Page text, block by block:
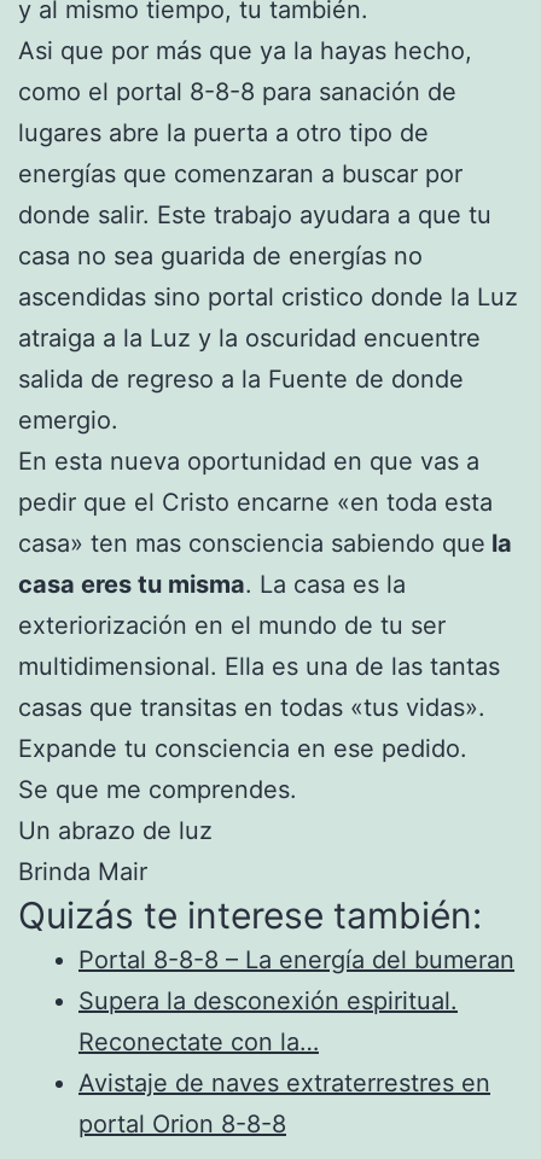
y al mismo tiempo, tu también.
Asi que por más que ya la hayas hecho,
como el portal 8-8-8 para sanación de
lugares abre la puerta a otro tipo de
energías que comenzaran a buscar por
donde salir. Este trabajo ayudara a que tu
casa no sea guarida de energías no
ascendidas sino portal cristico donde la Luz
atraiga a la Luz y la oscuridad encuentre
salida de regreso a la Fuente de donde
emergio.
En esta nueva oportunidad en que vas a
pedir que el Cristo encarne «en toda esta
casa» ten mas consciencia sabiendo que la
casa eres tu misma. La casa es la
exteriorización en el mundo de tu ser
multidimensional. Ella es una de las tantas
casas que transitas en todas «tus vidas».
Expande tu consciencia en ese pedido.
Se que me comprendes.
Un abrazo de luz
Brinda Mair
Quizás te interese también:
Portal 8-8-8 – La energía del bumeran
Supera la desconexión espiritual.
Reconectate con la…
Avistaje de naves extraterrestres en
portal Orion 8-8-8